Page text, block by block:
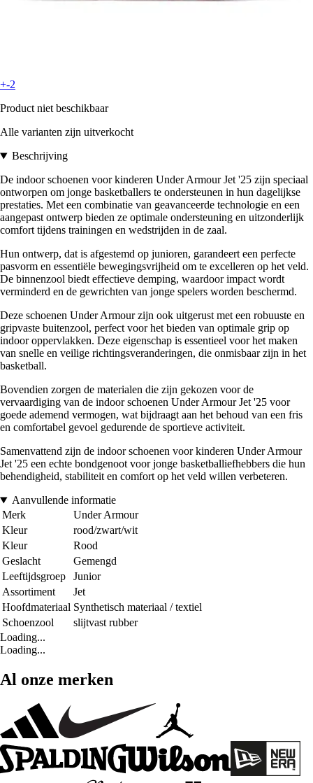
+-2
Product niet beschikbaar
Alle varianten zijn uitverkocht
Beschrijving
De indoor schoenen voor kinderen Under Armour Jet '25 zijn speciaal
ontworpen om jonge basketballers te ondersteunen in hun dagelijkse
prestaties. Met een combinatie van geavanceerde technologie en een
aangepast ontwerp bieden ze optimale ondersteuning en uitzonderlijk
comfort tijdens trainingen en wedstrijden in de zaal.
Hun ontwerp, dat is afgestemd op junioren, garandeert een perfecte
pasvorm en essentiële bewegingsvrijheid om te excelleren op het veld.
De binnenzool biedt effectieve demping, waardoor impact wordt
verminderd en de gewrichten van jonge spelers worden beschermd.
Deze schoenen Under Armour zijn ook uitgerust met een robuuste en
gripvaste buitenzool, perfect voor het bieden van optimale grip op
indoor oppervlakken. Deze eigenschap is essentieel voor het maken
van snelle en veilige richtingsveranderingen, die onmisbaar zijn in het
basketball.
Bovendien zorgen de materialen die zijn gekozen voor de
vervaardiging van de indoor schoenen Under Armour Jet '25 voor
goede ademend vermogen, wat bijdraagt aan het behoud van een fris
en comfortabel gevoel gedurende de sportieve activiteit.
Samenvattend zijn de indoor schoenen voor kinderen Under Armour
Jet '25 een echte bondgenoot voor jonge basketballiefhebbers die hun
behendigheid, stabiliteit en comfort op het veld willen verbeteren.
Aanvullende informatie
Merk
Under Armour
Kleur
rood/zwart/wit
Kleur
Rood
Geslacht
Gemengd
Leeftijdsgroep
Junior
Assortiment
Jet
Hoofdmateriaal Synthetisch materiaal / textiel
Schoenzool
slijtvast rubber
Loading...
Loading...
Al onze merken